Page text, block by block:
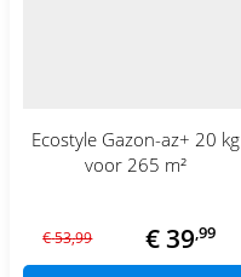
Ecostyle Gazon-az+ 20 kg
voor 265 m²
€53,99 €39,99